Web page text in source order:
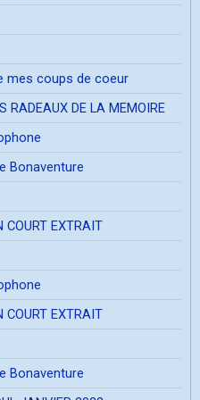
mes coups de coeur
RADEAUX DE LA MEMOIRE
Bonaventure
EXTRAIT
EXTRAIT
Bonaventure